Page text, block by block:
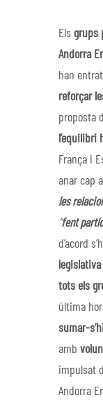
Els grups
Andorra
han
reforçar
proposta
l’equilibri
França i
anar cap
les
“fent
d’acord
tots els
última
sumar-
amb
impulsat
Andorra